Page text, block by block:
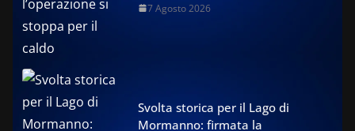
7 Agosto 2026
Svolta storica per il Lago di
Mormanno: firmata la